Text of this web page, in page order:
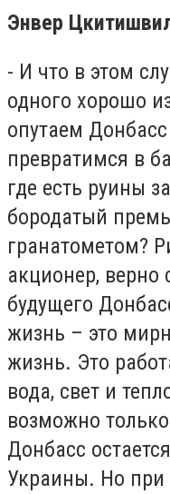
Энвер
- И что в этом
одного хорошо
опутаем
превратимся в
где есть руины
бородатый
гранатометом?
акционер, верно
будущего
жизнь – это
жизнь. Это
вода, свет и
возможно
Донбасс
Украины. Но при